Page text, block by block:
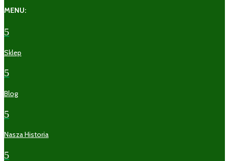
MENU:
5
Sklep
5
Blog
5
Nasza Historia
5